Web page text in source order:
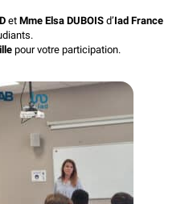
et Mme Elsa DUBOIS d’Iad France
pour votre participation.